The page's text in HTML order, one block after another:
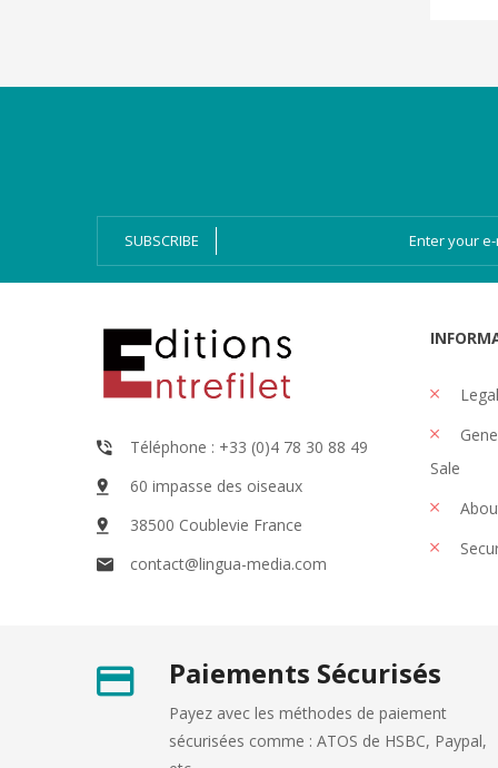
SUBSCRIBE
Téléphone : +33 (0)4 78 30 88 49
60 impasse des oiseaux
38500 Coublevie France
contact@lingua-media.com
Sale
Paiements Sécurisés
Payez avec les méthodes de paiement
sécurisées comme : ATOS de HSBC, Paypal,